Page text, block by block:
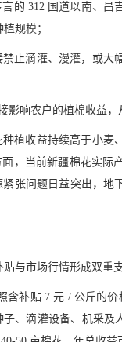
的 312 国道以南、昌
规模；
止滴灌、漫灌，或大
响农户的植棉收益，
植收益持续高于小麦
，当前新疆棉花实际
张问题日益突出，地
与市场行情形成双重支
补贴 7 元 / 公斤的
、滴灌设备、机采及